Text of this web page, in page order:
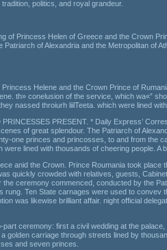
politics, and royal grandeur.
Princess Helen of Greece and the Crown
of Alexandria and the Metropolitan of
Helene and the Crown Prince of
th» conelusion of the service, which wa«”
nassed throiurh liilTeeta. which were lined
PRESENT. * Daily Express’
of great splendour. The Patriarch of
one princes and princosses, to and from the
lined with thousands of cheering people. A
anid the Crown. Prince Roumania took
quickly crowded with relatives, guests,
ceremony commenced, conducted by the
Ten State carnages were used to convev
was likewise brilliant affair. night official
ceremony: first a civil wedding at the
carriage through streets lined by
and seven princes.